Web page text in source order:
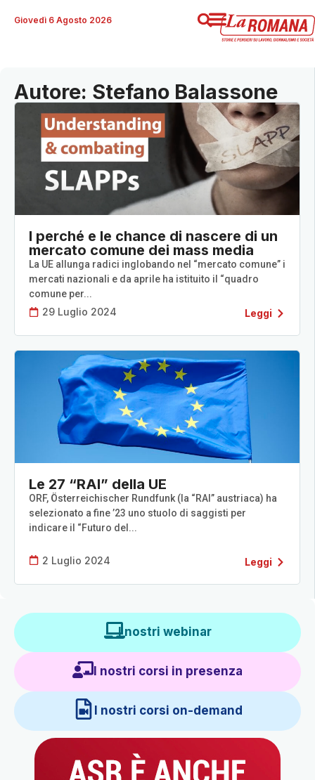
Giovedì 6 Agosto 2026
Autore: Stefano Balassone
I perché e le chance di nascere di un
mercato comune dei mass media
La UE allunga radici inglobando nel “mercato comune” i
mercati nazionali e da aprile ha istituito il “quadro
comune per...
29 Luglio 2024 Leggi
Le 27 “RAI” della UE
ORF, Österreichischer Rundfunk (la “RAI” austriaca) ha
selezionato a fine ’23 uno stuolo di saggisti per
indicare il “Futuro del...
2 Luglio 2024 Leggi
I nostri webinar
I nostri corsi in presenza
I nostri corsi on-demand